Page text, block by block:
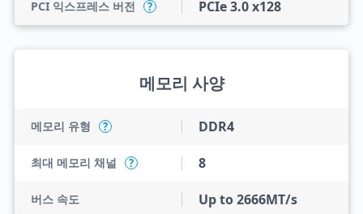
PCI 익스프레스 버전 ? PCIe 3.0 x128
메모리 사양
메모리 유형 ? DDR4
최대 메모리 채널 ? 8
버스 속도 Up to 2666MT/s